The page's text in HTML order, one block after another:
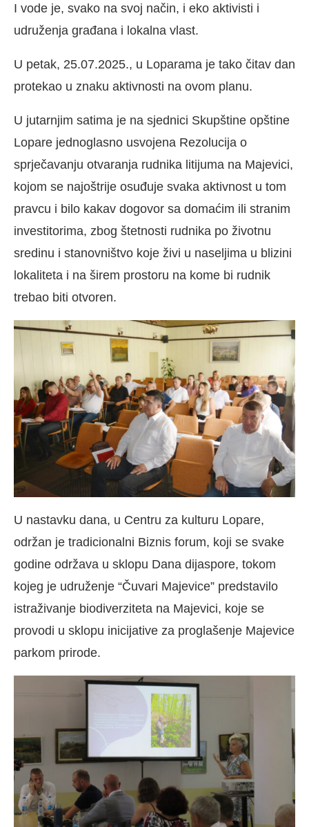
I vode je, svako na svoj način, i eko aktivisti i
udruženja građana i lokalna vlast.
U petak, 25.07.2025., u Loparama je tako čitav dan
protekao u znaku aktivnosti na ovom planu.
U jutarnjim satima je na sjednici Skupštine opštine
Lopare jednoglasno usvojena Rezolucija o
sprječavanju otvaranja rudnika litijuma na Majevici,
kojom se najoštrije osuđuje svaka aktivnost u tom
pravcu i bilo kakav dogovor sa domaćim ili stranim
investitorima, zbog štetnosti rudnika po životnu
sredinu i stanovništvo koje živi u naseljima u blizini
lokaliteta i na širem prostoru na kome bi rudnik
trebao biti otvoren.
U nastavku dana, u Centru za kulturu Lopare,
održan je tradicionalni Biznis forum, koji se svake
godine održava u sklopu Dana dijaspore, tokom
kojeg je udruženje “Čuvari Majevice” predstavilo
istraživanje biodiverziteta na Majevici, koje se
provodi u sklopu inicijative za proglašenje Majevice
parkom prirode.